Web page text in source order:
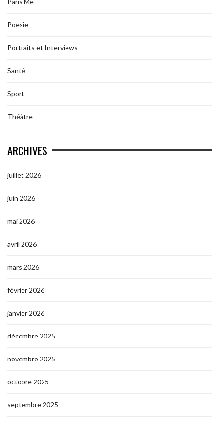
Paris Me
Poesie
Portraits et Interviews
Santé
Sport
Théâtre
ARCHIVES
juillet 2026
juin 2026
mai 2026
avril 2026
mars 2026
février 2026
janvier 2026
décembre 2025
novembre 2025
octobre 2025
septembre 2025